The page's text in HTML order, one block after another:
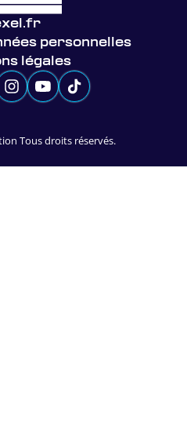
personnelles
légales
Tous droits réservés.